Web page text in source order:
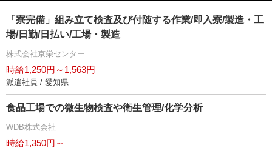
「寮完備」組み立て検査及び付随する作業/即入寮/製造・工
場/日勤/日払い/工場・製造
株式会社京栄センター
時給1,250円～1,563円
派遣社員 / 愛知県
食品工場での微生物検査や衛生管理/化学分析
WDB株式会社
時給1,350円～